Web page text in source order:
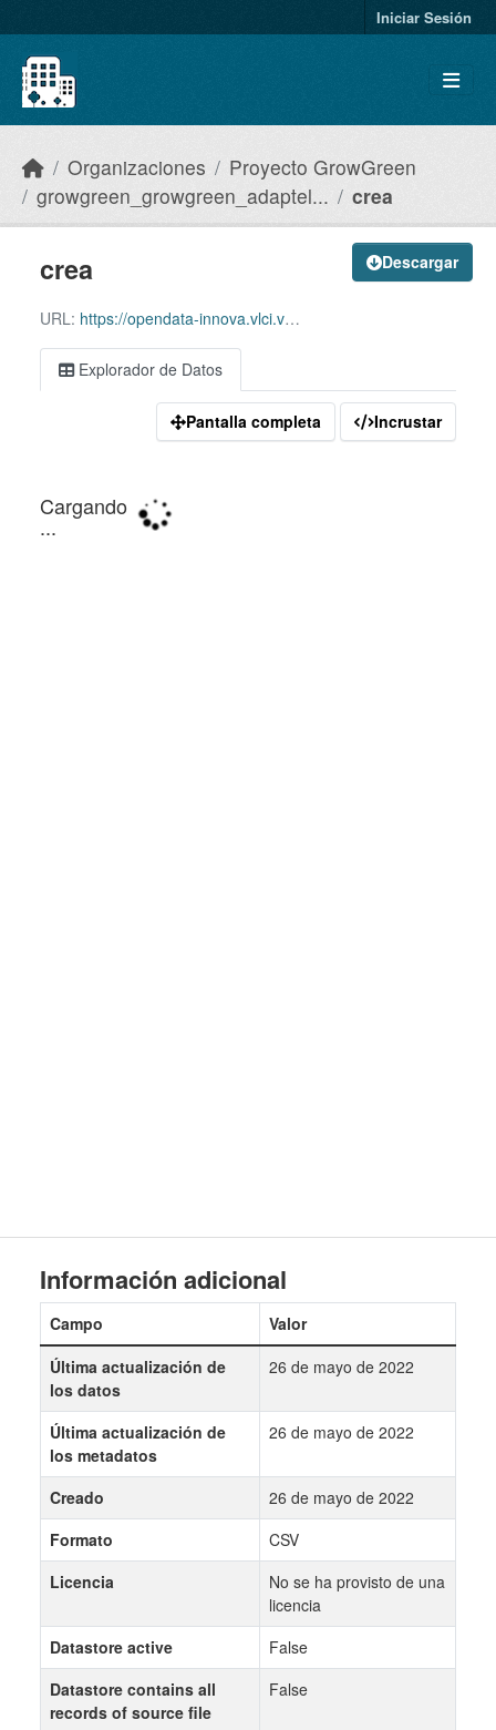
Iniciar Sesión
Organizaciones
Proyecto GrowGreen
growgreen_growgreen_adaptel...
crea
Descargar
crea
URL: https://opendata-innova.vlci.valencia.es/dataset/c6af92de-462d-457b-bf63-93ecb8a5d915/resource/9af91acf-2641-4729-8cba-29337cfb1657/download/crea.csv
Explorador de Datos
Pantalla completa Incrustar
Información adicional
Campo
Valor
Última actualización de
los datos
26 de mayo de 2022
Última actualización de
los metadatos
26 de mayo de 2022
Creado
26 de mayo de 2022
Formato
CSV
Licencia
No se ha provisto de una
licencia
Datastore active
False
Datastore contains all
records of source file
False